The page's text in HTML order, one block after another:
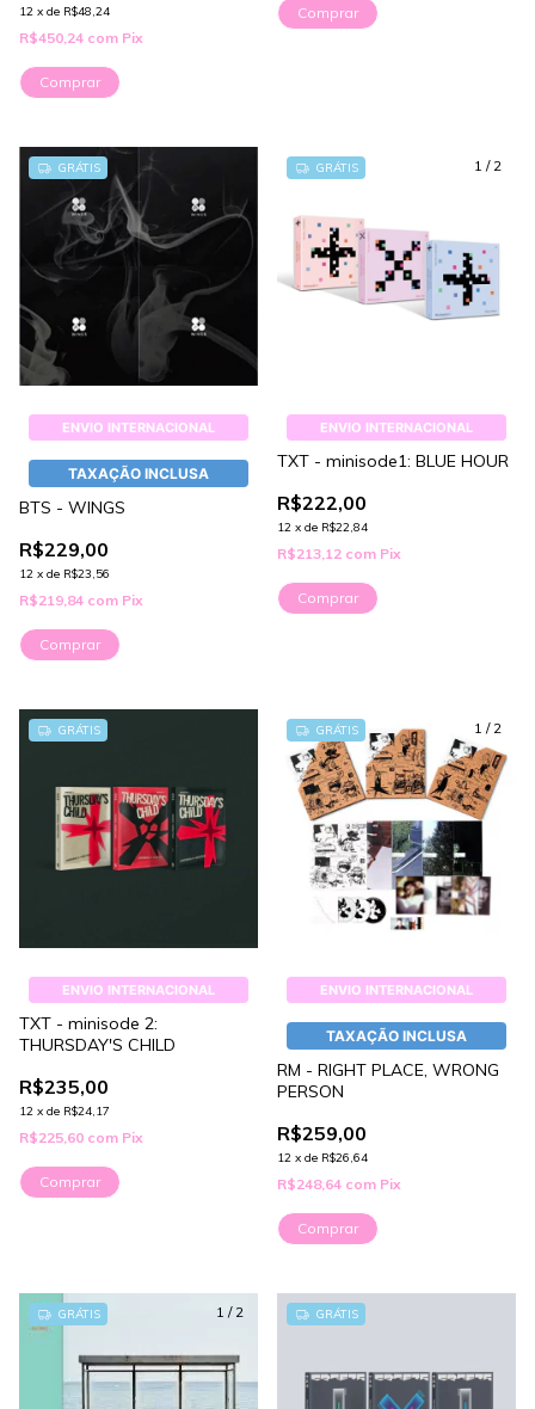
12 x de R$48,24
R$450,24 com Pix
Comprar
Comprar
GRÁTIS
ENVIO INTERNACIONAL
TAXAÇÃO INCLUSA
BTS - WINGS
R$229,00
12 x de R$23,56
R$219,84 com Pix
Comprar
1 / 2
GRÁTIS
ENVIO INTERNACIONAL
TXT - minisode1: BLUE HOUR
R$222,00
12 x de R$22,84
R$213,12 com Pix
Comprar
GRÁTIS
ENVIO INTERNACIONAL
TXT - minisode 2:
THURSDAY'S CHILD
R$235,00
12 x de R$24,17
R$225,60 com Pix
Comprar
1 / 2
GRÁTIS
ENVIO INTERNACIONAL
TAXAÇÃO INCLUSA
RM - RIGHT PLACE, WRONG
PERSON
R$259,00
12 x de R$26,64
R$248,64 com Pix
Comprar
1 / 2
GRÁTIS GRÁTIS